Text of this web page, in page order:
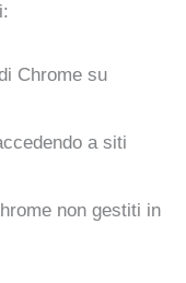
Chrome su
a siti
non gestiti in